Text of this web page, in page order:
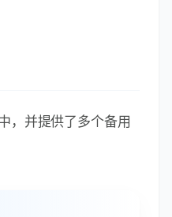
，并提供了多个备用